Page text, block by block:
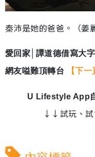
秦沛是她的爸爸。（姜
愛回家│譚道德借寫大
網友嗌難頂轉台
【下一
U Lifestyle App
↓↓試玩、